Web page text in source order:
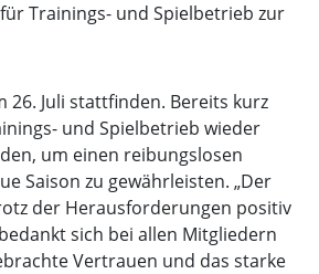
Trainings- und Spielbetrieb zur
26. Juli stattfinden. Bereits kurz
und Spielbetrieb wieder
um einen reibungslosen
Saison zu gewährleisten. „Der
der Herausforderungen positiv
sich bei allen Mitgliedern
Vertrauen und das starke